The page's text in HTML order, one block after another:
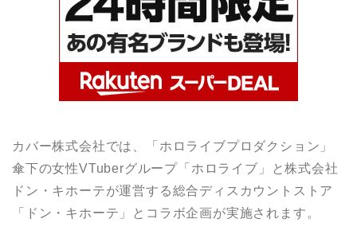
カバー株式会社では、「ホロライブプロダクション」
傘下の女性VTuberグループ「ホロライブ」と株式会社
ドン・キホーテが運営する総合ディスカウントストア
「ドン・キホーテ」とコラボ企画が実施されます。